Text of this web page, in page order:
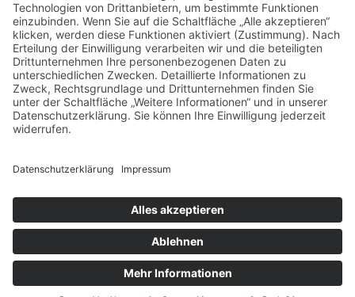
Randstr. 28
47804 Krefeld
+49 176 58266120
+49 176 58266120
+48 609 953 066
info@kotarek.com
Verpackungsregister LUCID: DE2926643562464